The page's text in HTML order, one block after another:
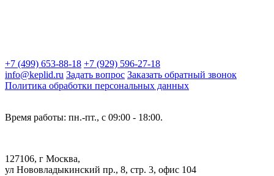
+7 (499) 653-88-18 +7 (929) 596-27-18
info@keplid.ru Задать вопрос Заказать обратный звонок
Политика обработки персональных данных
Время работы: пн.-пт., с 09:00 - 18:00.
127106, г Москва,
ул Нововладыкинский пр., 8, стр. 3, офис 104